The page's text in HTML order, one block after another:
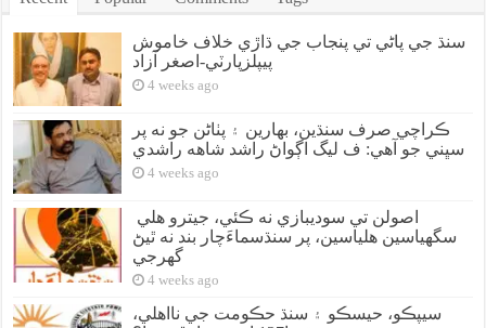
سنڌ جي پاڻي تي پنجاب جي ڌاڙي خلاف خاموش
پيپلزپارٽي-اصغر آزاد
4 weeks ago
ڪراچي صرف سنڌين، بهارين ۽ پٺاڻن جو نه پر
سڀني جو آهي: ف ليگ اڳواڻ راشد شاهه راشدي
4 weeks ago
سگهياسين هلياسين، پر سنڌسماءَچار بند نه ٿيڻ
گهرجي
4 weeks ago
سيپڪو، حيسڪو ۽ سنڌ حڪومت جي نااهلي،